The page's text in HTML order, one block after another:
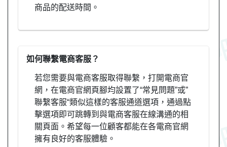
商品的配送時間。
如何聯繫電商客服？
若您需要與電商客服取得聯繫，打開電商官
網，在電商官網頁腳均設置了“常見問題”或”
聯繫客服“類似這樣的客服通道選項，通過點
擊選項即可跳轉到與電商客服在線溝通的相
關頁面。希望每一位顧客都能在各電商官網
擁有良好的客服體驗。